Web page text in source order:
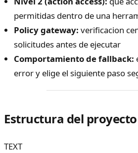
permitidas dentro de una
Policy gateway: verificacion
solicitudes antes de ejecutar
Comportamiento de fallback:
error y elige el siguiente paso
Estructura del proyecto
TEXT